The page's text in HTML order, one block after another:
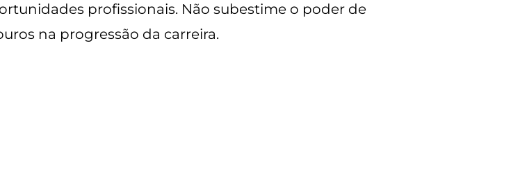
profissionais. Não subestime o poder de
na progressão da carreira.